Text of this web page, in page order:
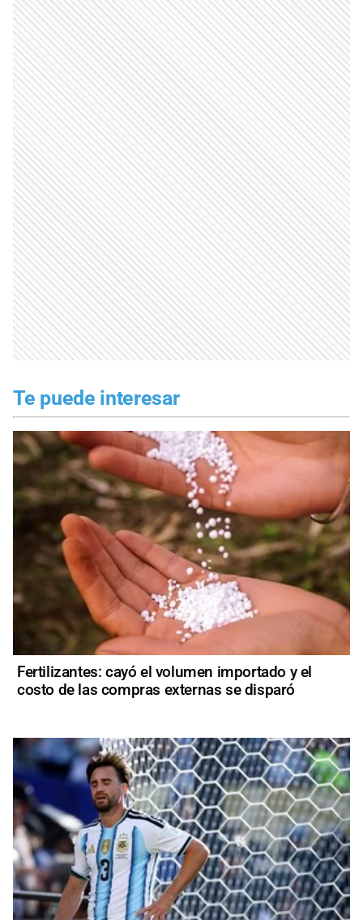
Te puede interesar
Fertilizantes: cayó el volumen importado y el
costo de las compras externas se disparó